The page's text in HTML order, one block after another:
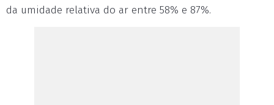
da umidade relativa do ar entre 58% e 87%.